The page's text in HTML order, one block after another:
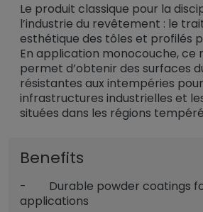
Le produit classique pour la
l’industrie du revêtement : le
esthétique des tôles et profilés
En application monocouche, ce
permet d’obtenir des surfaces
résistantes aux intempéries
infrastructures industrielles et
situées dans les régions
Benefits
- Durable powder coatings
applications